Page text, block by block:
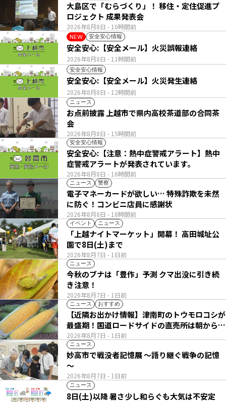
2026年8月8日 - 10時間前
大島区で「むらづくり」！ 移住・定住促進プ
ロジェクト 成果発表会
NEW 安全安心情報
2026年8月8日 - 11時間前
安全安心:【安全メール】火災誤報連絡
安全安心情報
2026年8月8日 - 12時間前
安全安心:【安全メール】火災発生連絡
ニュース
2026年8月8日 - 15時間前
お点前披露 上越市で県内高校茶道部の合同茶
会
安全安心情報
2026年8月8日 - 16時間前
安全安心:【注意：熱中症警戒アラート】熱中
症警戒アラートが発表されています。
ニュース 警察
2026年8月8日 - 18時間前
電子マネーカードが欲しい… 特殊詐欺を未然
に防ぐ！コンビニ店員に感謝状
イベント ニュース
2026年8月7日 - 1日前
「上越ナイトマーケット」開幕！ 高田城址公
園で8日(土)まで
ニュース
2026年8月7日 - 1日前
今秋のブナは「豊作」予測 クマ出没に引き続
き注意！
ニュース おすすめ
2026年8月7日 - 1日前
【近隣お出かけ情報】津南町のトウモロコシが
最盛期！国道ロードサイドの直売所は朝から長
い列
ニュース
2026年8月7日 - 1日前
妙高市で戦没者記憶展 ～語り継ぐ戦争の記憶
～
ニュース
8日(土)以降 暑さ少し和らぐも大気は不安定